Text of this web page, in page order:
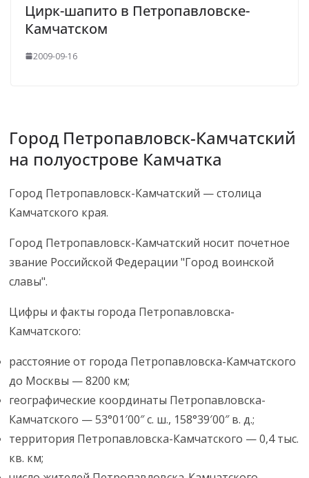
Цирк-шапито в Петропавловске-
Камчатском
2009-09-16
Город Петропавловск-Камчатский
на полуострове Камчатка
Город Петропавловск-Камчатский — столица
Камчатского края.
Город Петропавловск-Камчатский носит почетное
звание Российской Федерации "Город воинской
славы".
Цифры и факты города Петропавловска-
Камчатского:
расстояние от города Петропавловска-Камчатского
до Москвы — 8200 км;
географические координаты Петропавловска-
Камчатского — 53°01′00″ с. ш., 158°39′00″ в. д.;
территория Петропавловска-Камчатского — 0,4 тыс.
кв. км;